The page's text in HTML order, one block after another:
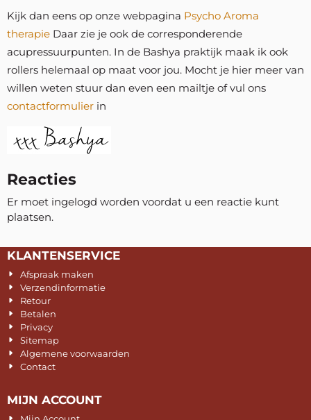
Kijk dan eens op onze webpagina Psycho Aroma
therapie Daar zie je ook de corresponderende
acupressuurpunten. In de Bashya praktijk maak ik ook
rollers helemaal op maat voor jou. Mocht je hier meer van
willen weten stuur dan even een mailtje of vul ons
contactformulier in
Reacties
Er moet ingelogd worden voordat u een reactie kunt
plaatsen.
KLANTENSERVICE
Afspraak maken
Verzendinformatie
Retour
Betalen
Privacy
Sitemap
Algemene voorwaarden
Contact
MIJN ACCOUNT